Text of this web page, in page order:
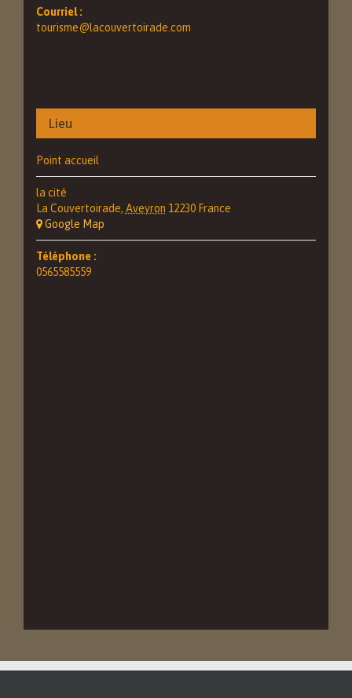
Courriel :
tourisme@lacouvertoirade.com
Lieu
Point accueil
la cité
La Couvertoirade, Aveyron 12230 France
+ Google Map
Téléphone :
0565585559